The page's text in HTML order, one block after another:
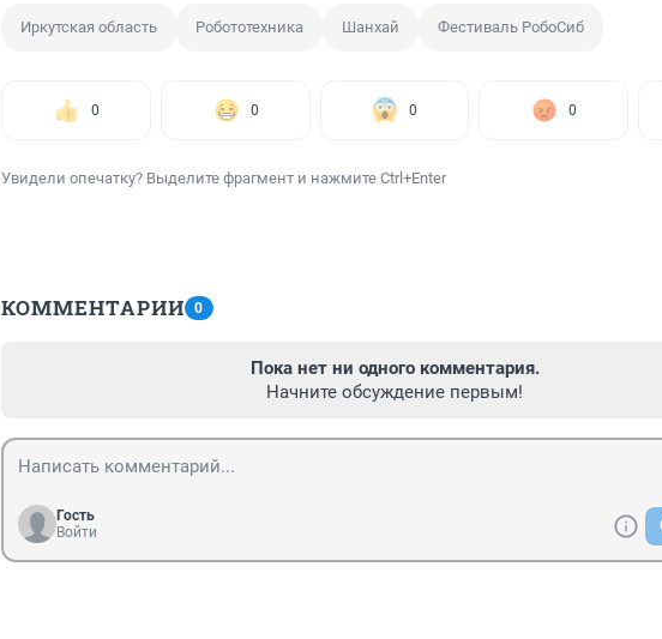
Иркутская область Робототехника Шанхай Фестиваль РобоСиб
0 0 0 0
Увидели опечатку? Выделите фрагмент и нажмите Ctrl+Enter
КОММЕНТАРИИ 0
Пока нет ни одного комментария.
Начните обсуждение первым!
Гость
Войти